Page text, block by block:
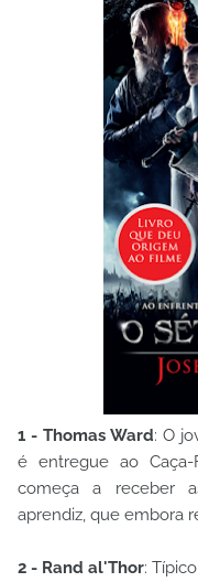
1 - Thomas Ward: O
é entregue ao
começa a receber
aprendiz, que embora
2 - Rand al'Thor: